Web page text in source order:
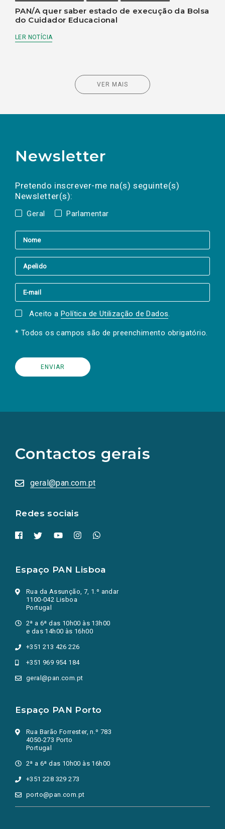
PAN/A quer saber estado de execução da Bolsa
do Cuidador Educacional
LER NOTÍCIA
VER MAIS
Newsletter
Pretendo inscrever-me na(s) seguinte(s)
Newsletter(s):
Geral Parlamentar
a(s) newsletter(s).
mail
Aceito a Política de Utilização de Dados.
* Todos os campos são de preenchimento obrigatório.
Contactos gerais
geral@pan.com.pt
Redes sociais
redes
sociais
numa
nova
Espaço PAN Lisboa
Rua da Assunção, 7, 1.º andar
1100-042 Lisboa
Portugal
2ª a 6ª das 10h00 às 13h00
e das 14h00 às 16h00
+351 213 426 226
+351 969 954 184
geral@pan.com.pt
Espaço PAN Porto
Rua Barão Forrester, n.º 783
4050-273 Porto
Portugal
2ª a 6ª das 10h00 às 16h00
+351 228 329 273
porto@pan.com.pt